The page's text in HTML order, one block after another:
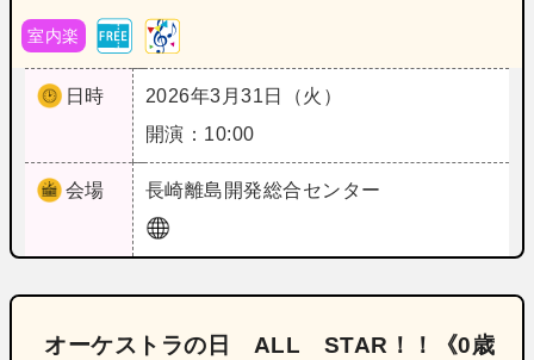
室内楽
日時
2026年3月31日（火）
開演：10:00
会場 長崎離島開発総合センター
オーケストラの日 ALL STAR！！《0歳